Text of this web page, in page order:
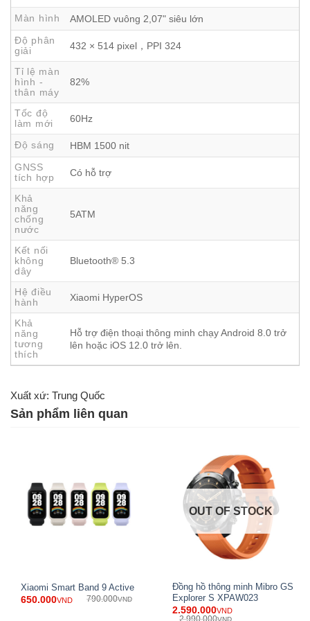
Mục lục ẩn
1 Thiết kế màn hình ấn tượng
Sức khỏe toàn diện
Định vị GNSS năm hệ thống
Chuẩn kháng nước 5 ATM
Rung phản hồi tuyến tính (Linear Motor)
Thiết kế màn hình ấn tượng
Màn hình
AMOLED vuông 2,07" siêu lớn
Độ phân
giải
432 × 514 pixel，PPI 324
Tỉ lệ màn
hình -
thân máy
82%
Tốc độ
làm mới
60Hz
Độ sáng
HBM 1500 nit
GNSS
tích hợp
Có hỗ trợ
Khả
năng
chống
nước
5ATM
Kết nối
không
dây
Bluetooth® 5.3
Hệ điều
hành
Xiaomi HyperOS
Khả
năng
tương
thích
Hỗ trợ điện thoại thông minh chạy Android 8.0 trở
lên hoặc iOS 12.0 trở lên.
Xuất xứ: Trung Quốc
Sản phẩm liên quan
Xiaomi Smart Band 9 Active
650.000VND 790.000VND
OUT OF STOCK
Đồng hồ thông minh Mibro GS
Explorer S XPAW023
2.590.000VND
2.990.000VND